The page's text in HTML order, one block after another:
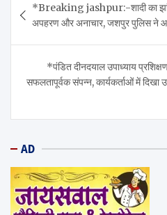
navigation
*Breaking jashpur:-शादी का
अपहरण और अनाचार, जशपुर पुलिस ने
*पंडित दीनदयाल उपाध्याय
सफलतापूर्वक संपन्न, कार्यकर्ताओं में दिखा
AD